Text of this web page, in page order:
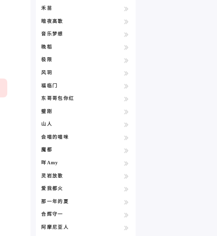
禾苗
暗夜高歌
音乐梦想
晚稻
极限
风玥
福临门
东哥哥包你红
璧刚
山人
会喵的喵咪
魔都
咩Amy
灵岩放歌
爱我都火
那一年的夏
合辉守一
阿摩尼亚人